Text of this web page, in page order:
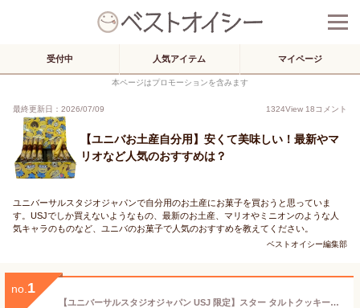
受付中 人気アイテム マイページ
本ページはプロモーションを含みます
最終更新日：2026/07/09 1324View 18コメント
【ユニバお土産自分用】安くて美味しい！最新やマ
リオなど人気のおすすめは？
ユニバーサルスタジオジャパンで自分用のお土産にお菓子を買おうと思っていま
す。USJでしか買えないようなもの、最新のお土産、マリオやミニオンのような人
気キャラのものなど、ユニバのお菓子で人気のおすすめを教えてください。
ベストオイシー編集部
no. 1
【ユニバーサルスタジオジャパン USJ 限定】スター タルトクッキー マリオ スーパー ニンテンドー ワールド お土産 お菓子 ユニバ グッズ